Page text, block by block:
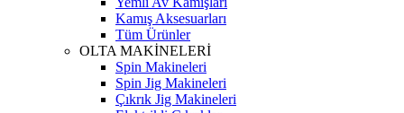
Kamış Aksesuarları
Tüm Ürünler
OLTA MAKİNELERİ
Spin Makineleri
Spin Jig Makineleri
Çıkrık Jig Makineleri